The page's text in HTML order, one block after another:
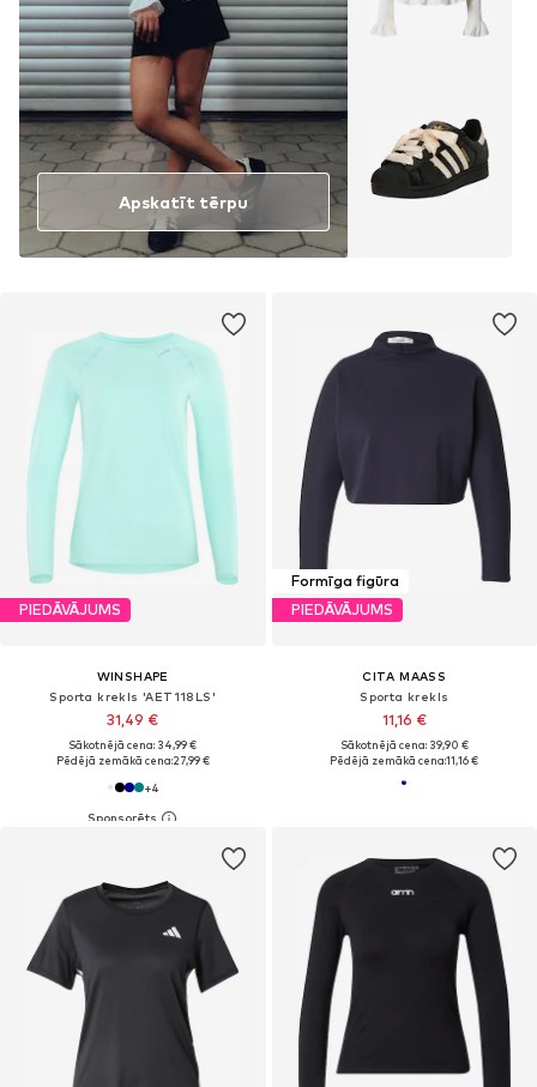
PIEDĀVĀJUMS
WINSHAPE
Sporta krekls 'AET118LS'
31,49 €
Sākotnējā cena: 34,99 €
Pēdējā zemākā cena:27,99 €
+4
Formīga figūra
PIEDĀVĀJUMS
CITA MAASS
Sporta krekls
11,16 €
Sākotnējā cena: 39,90 €
Pēdējā zemākā cena:11,16 €
Apskatīt tērpu